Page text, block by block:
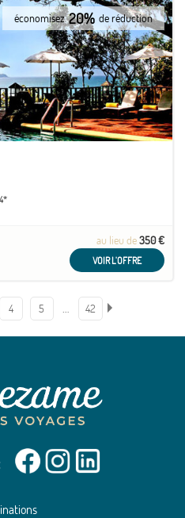
économisez 20% de réduction
au lieu de350 €
VOIR L'OFFRE
4 5 … 42